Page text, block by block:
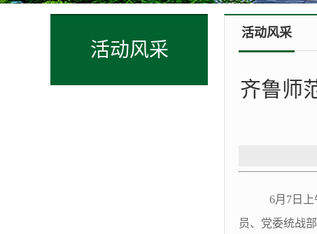
活动风采
活动风采
齐鲁师
6月7日上
员、党委统战